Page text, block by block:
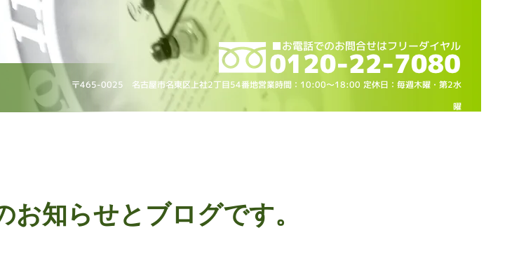
〒465-0025 名古屋市名東区上社2丁目54番地営業時間：10:00～18:00 定休日：毎週木曜・第2水
曜
お知らせとブログです。